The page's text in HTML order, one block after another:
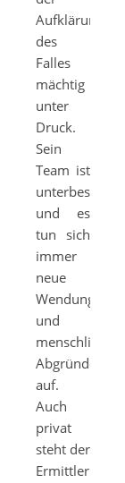
Aufklärung
des
Falles
mächtig
unter
Druck.
Sein
Team ist
unterbesetzt,
und es
tun sich
immer
neue
Wendungen
und
menschliche
Abgründe
auf.
Auch
privat
steht der
Ermittler